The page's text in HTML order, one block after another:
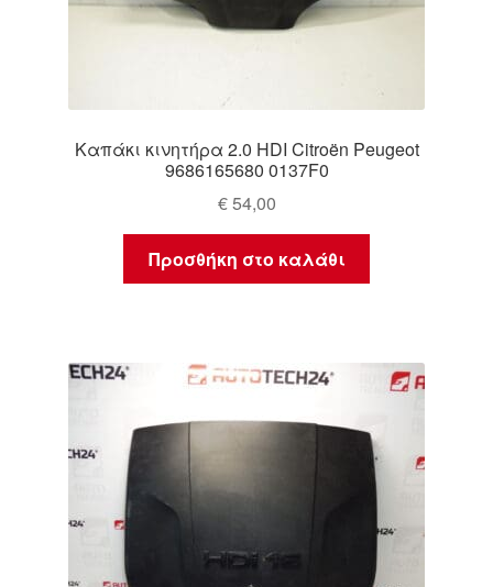
Καπάκι κινητήρα 2.0 HDI Citroën Peugeot
9686165680 0137F0
€54,00
Προσθήκη στο καλάθι